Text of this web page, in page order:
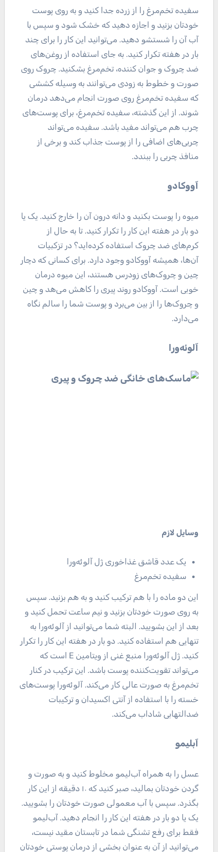
سفیده تخم‌مرغ را از زرده جدا کنید و به روی پوست
خودتان بزنید و اجازه دهید که خشک شود و سپس با
آب آن را شستشو دهید. می‌توانید این کار را برای چند
بار در هفته تکرار کنید. به جای استفاده از روغن‌های
ضد چروک و جوان کننده، تخم‌مرغ بشکنید. چروک روی
صورت و خطوط به زودی می‌توانند به وسیله کششی
که سفیده تخم‌مرغ روی صورت انجام می‌دهد درمان
شوند. از این گذشته، سفیده تخم‌مرغ، برای پوست‌های
چرب هم می‌تواند مفید باشد. سفیده می‌تواند
چربی‌های اضافی را از پوست جذاب کند و برخی از
منافذ چربی را ببندد.
آووکادو
میوه را پوست بکنید و دانه درون آن را خارج کنید. یک یا
دو بار در هفته این کار را تکرار کنید. تا به حال از
کرم‌های ضد چروک استفاده کرده‌اید؟ در تزکبیات
آن‌ها، همیشه آووکادو وجود دارد. برای کسانی که دچار
چین و چروک‌های زودرس هستند، این میوه درمان
خوبی است. آووکادو روند پیری را کاهش می‌هد و چین
و چروک‌ها را از بین می‌برد و پوست شما را سالم نگاه
می‌دارد.
آلوئه‌ورا
وسایل لازم
یک عدد قاشق غذاخوری ژل آلوئه‌ورا
سفیده تخم‌مرغ
این دو ماده را با هم ترکیب کنید و به هم بزنید. سپس
به روی صورت خودتان بزنید و نیم ساعت تحمل کنید و
بعد از این بشویید. البته شما می‌توانید از آلوئه‌ورا به
تنهایی هم استفاده کنید. دو بار در هفته این کار را تکرار
کنید. ژل آلوئه‌ورا منبع غنی از ویتامین E است که
می‌تواند تقویت‌کننده پوست باشد. این ترکیب در کنار
تخم‌مرغ به صورت عالی کار می‌کند. آلوئه‌ورا پوست‌های
خسته را با استفاده از آنتی اکسیدان و ترکیبات
ضدالتهابی شاداب می‌کند.
آبلیمو
عسل را به همراه آب‌لیمو مخلوط کنید و به صورت و
گردن خودتان بمالید، صبر کنید که ۱۰ دقیقه از این کار
بگذرد. سپس با آب معمولی صورت خودتان را بشویید.
یک یا دو بار در هفته این کار را انجام دهید. آب‌لیمو
فقط برای رفع تشنگی شما در تابستان مقید نیست،
می‌توانید از آن به عنوان بخشی از درمان پوستی خودتان